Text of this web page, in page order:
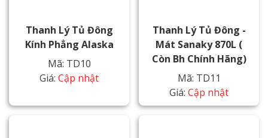
Thanh Lý Tủ Đông
Kính Phẳng Alaska
Mã: TD10
Giá: Cập nhật
Thanh Lý Tủ Đông -
Mát Sanaky 870L (
Còn Bh Chính Hãng)
Mã: TD11
Giá: Cập nhật